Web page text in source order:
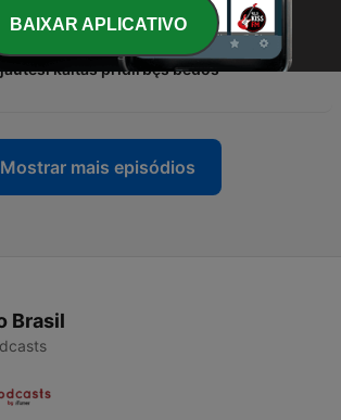
akistatos su Covidu, Lietuvos
ir baleto teatro vadovas Jonas
kaltas pridirbęs bėdos
Mostrar mais episódios
Brasil
BAIXAR APLICATIVO